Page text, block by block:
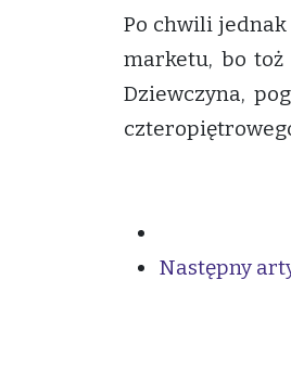
Po chwili jednak
marketu, bo
Dziewczyna,
Następny